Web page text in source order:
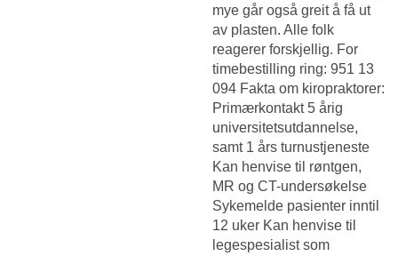
mye går også greit å få ut
av plasten. Alle folk
reagerer forskjellig. For
timebestilling ring: 951 13
094 Fakta om kiropraktorer:
Primærkontakt 5 årig
universitetsutdannelse,
samt 1 års turnustjeneste
Kan henvise til røntgen,
MR og CT-undersøkelse
Sykemelde pasienter inntil
12 uker Kan henvise til
legespesialist som